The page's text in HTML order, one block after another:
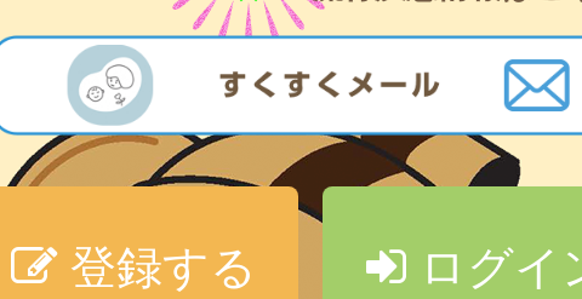
登録する ログイ